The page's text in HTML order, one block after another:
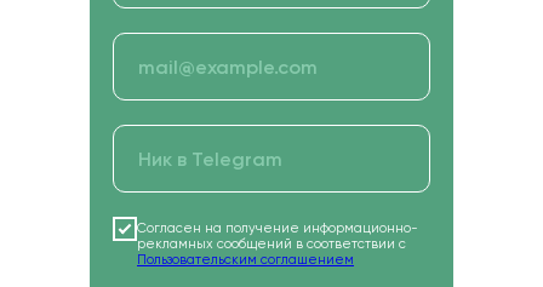
Согласен на получение информационно-
рекламных сообщений в соответствии с
Пользовательским соглашением
КОНТАКТЫ
Отдел по организации приема:
8 (800) 775-79-32 , 8 (495) 677-96-17
help.dpomipk@academcity.online
Контакт-центр
8 (800) 775-79-32, 8 (495) 677-96-17
Пн-вс 8:30-20:30 мск
help.dpomipk@dpomipk.ru